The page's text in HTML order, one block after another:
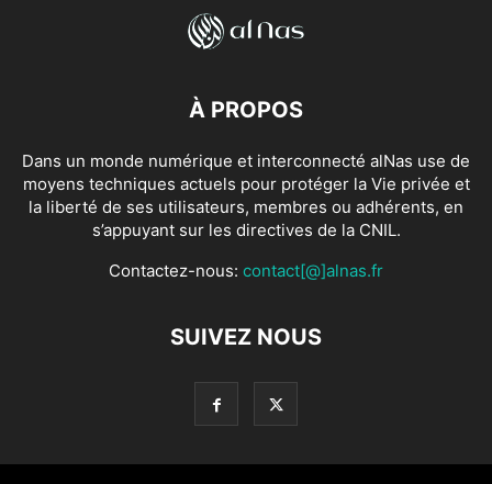
À PROPOS
Dans un monde numérique et interconnecté alNas use de
moyens techniques actuels pour protéger la Vie privée et
la liberté de ses utilisateurs, membres ou adhérents, en
s’appuyant sur les directives de la CNIL.
Contactez-nous: contact[@]alnas.fr
SUIVEZ NOUS